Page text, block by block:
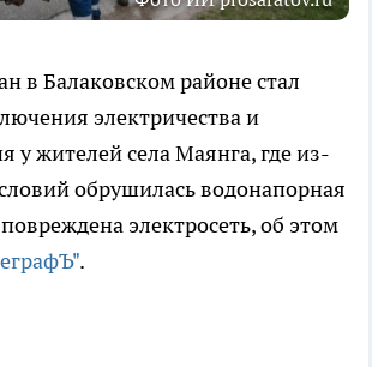
в Балаковском районе стал
электричества и
у жителей села Маянга, где из-
обрушилась водонапорная
электросеть, об этом
.